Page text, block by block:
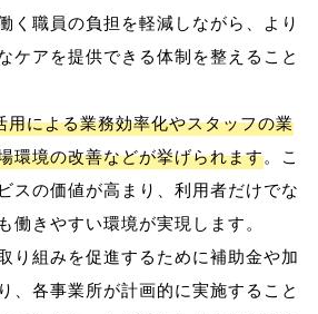
く職員の負担を軽減しながら、より
ケアを提供できる体制を整えること
用による業務効率化やスタッフの業
環境の改善などが挙げられます。こ
スの価値が高まり、利用者だけでな
働きやすい環境が実現します。
り組みを促進するために補助金や加
、各事業所が計画的に実施すること